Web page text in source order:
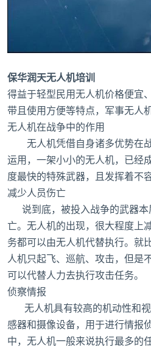
保华润天无人机培训
得益于轻型民用无人机价格便宜
带且使用方便等特点，军事无人
无人机在战争中的作用
无人机凭借自身诸多优势在战
运用，一架小小的无人机，已经
度最快的特殊武器，且发挥着不
减少人员伤亡
说到底，被投入战争的武器本
亡。无人机的出现，很大程度上
务都可以由无人机代替执行。就
人机只起飞、巡航、攻击，但是
可以代替人力去执行攻击任务。
侦察情报
无人机具有较高的机动性和视
感器和摄像设备，用于进行情报
中，无人机一般来说执行最多的